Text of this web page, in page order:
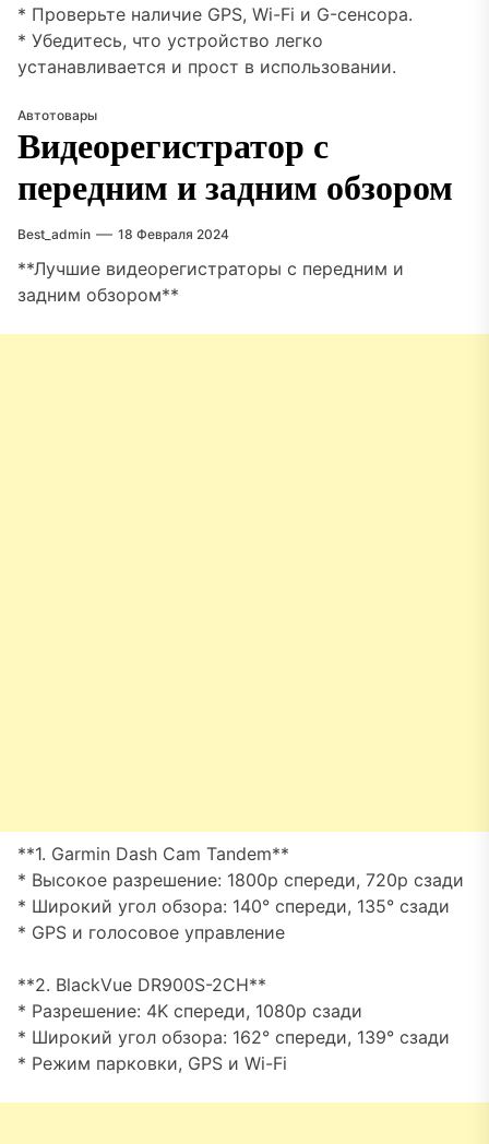
* Проверьте наличие GPS, Wi-Fi и G-сенсора.
* Убедитесь, что устройство легко
устанавливается и прост в использовании.
Автотовары
Видеорегистратор с
передним и задним обзором
Best_admin 18 Февраля 2024
**Лучшие видеорегистраторы с передним и
задним обзором**
**1. Garmin Dash Cam Tandem**
* Высокое разрешение: 1800p спереди, 720p сзади
* Широкий угол обзора: 140° спереди, 135° сзади
* GPS и голосовое управление
**2. BlackVue DR900S-2CH**
* Разрешение: 4K спереди, 1080p сзади
* Широкий угол обзора: 162° спереди, 139° сзади
* Режим парковки, GPS и Wi-Fi